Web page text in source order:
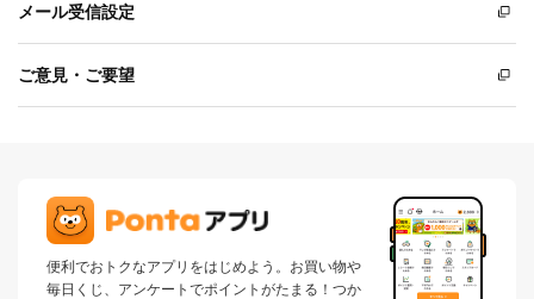
メール受信設定
ご意見・ご要望
便利でおトクなアプリをはじめよう。お買い物や
毎日くじ、アンケートでポイントがたまる！つか